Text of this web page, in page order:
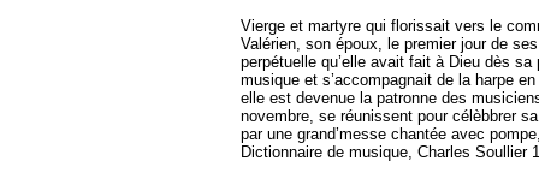
Vierge et martyre qui florissait vers le
Valérien, son époux, le premier jour de
perpétuelle qu’elle avait fait à Dieu dès
musique et s’accompagnait de la harpe
elle est devenue la patronne des
novembre, se réunissent pour célèbbrer
par une grand’messe chantée avec
Dictionnaire de musique, Charles Soullier